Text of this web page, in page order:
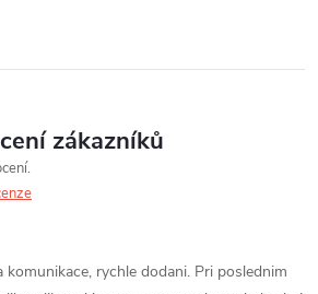
zákazníků
komunikace, rychle dodani. Pri poslednim